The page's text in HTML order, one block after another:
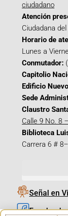
ciudadano
Atención
Ciudadana
Horario de
Lunes a
Conmutador:
Capitolio
Edificio
Sede
Claustro
Calle 9 No. 8
Biblioteca
Carrera 6 #
Señal en